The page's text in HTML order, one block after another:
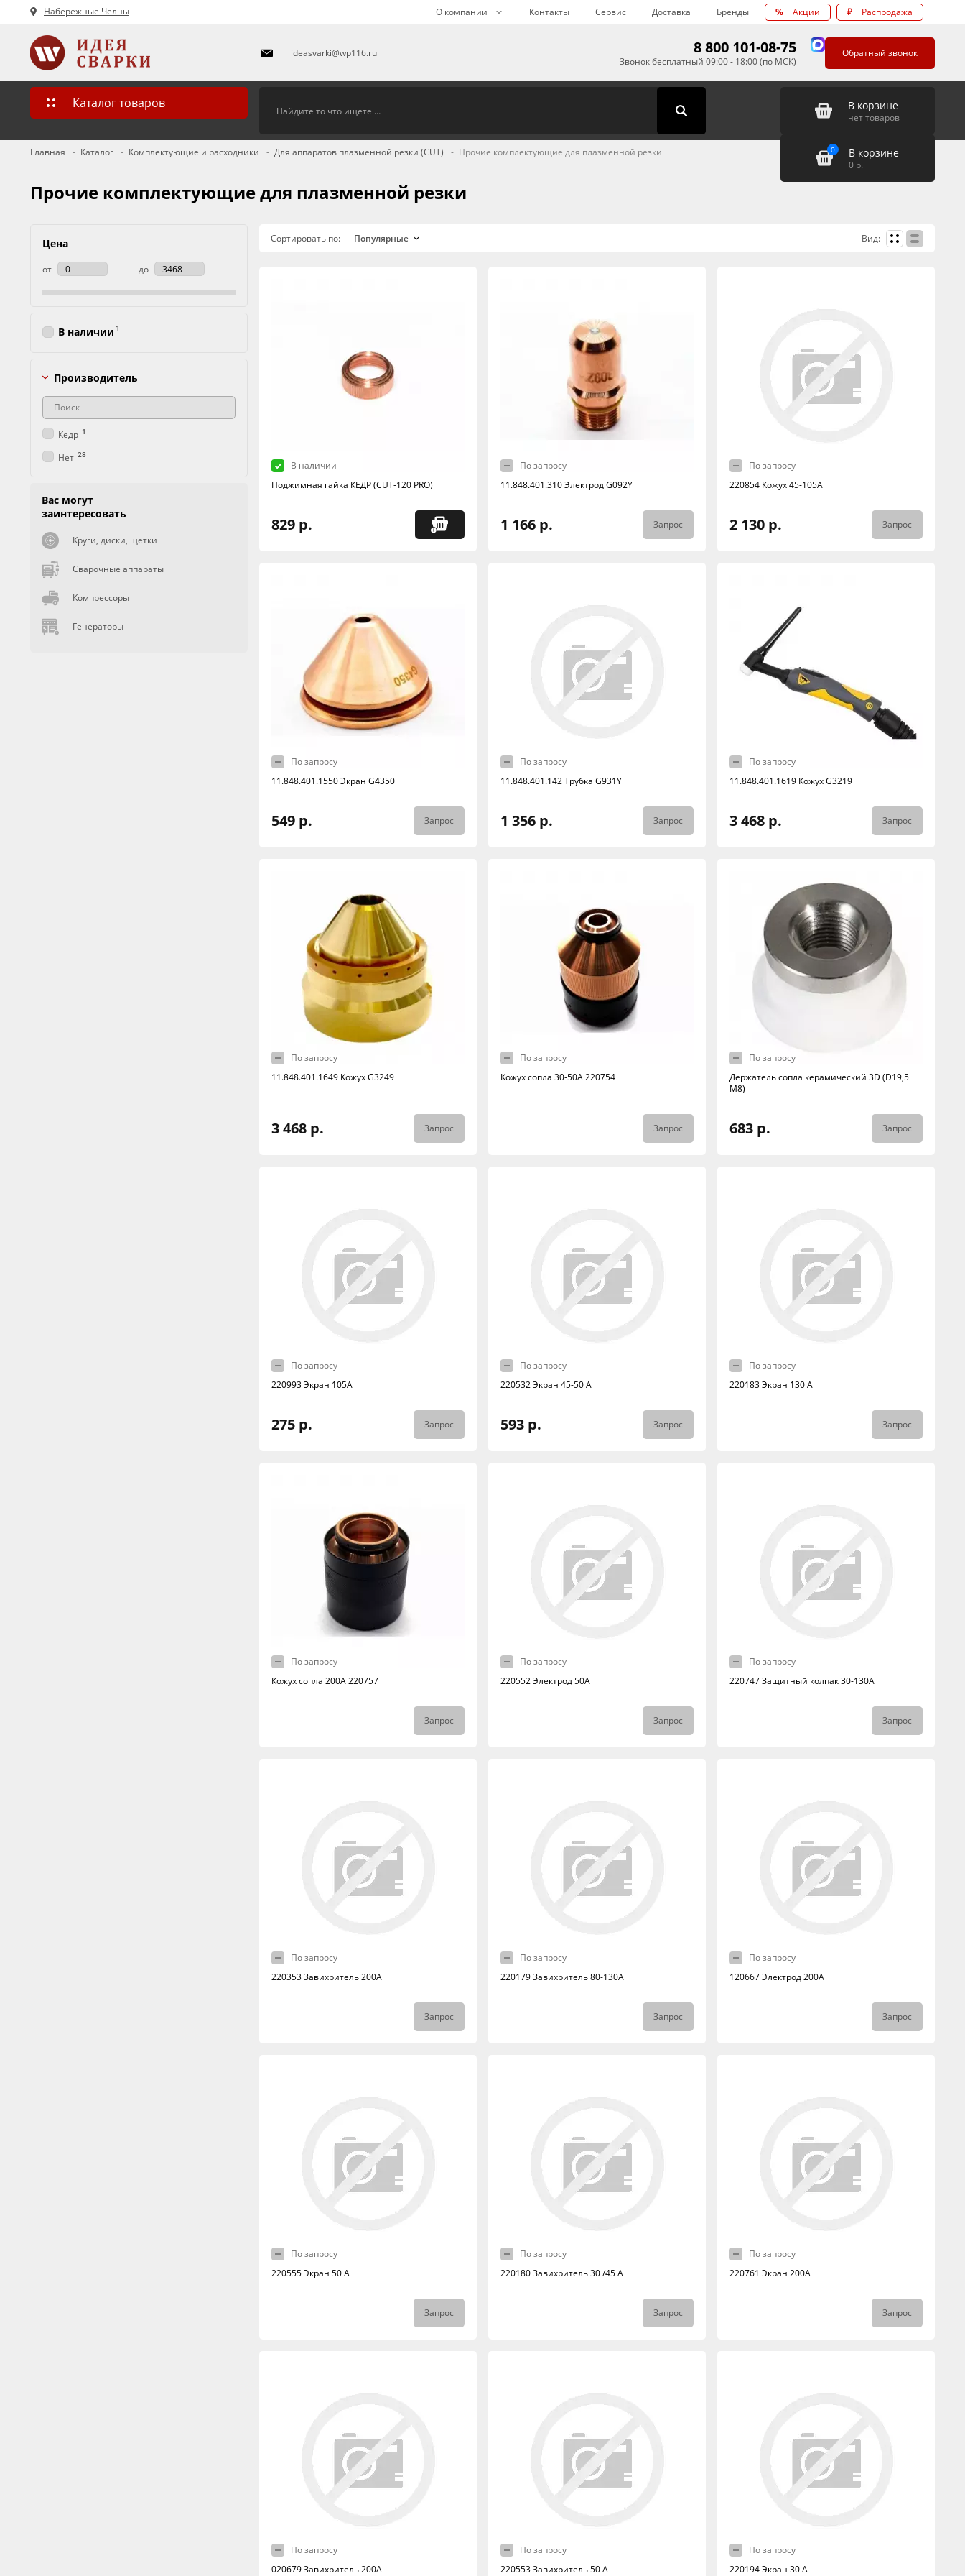
Набережные Челны О компании Контакты Сервис Доставка Бренды % Акции ₽ Распродажа
ideasvarki@wp116.ru 8 800 101-08-75
Звонок бесплатный 09:00 - 18:00 (по МСК)
Обратный звонок
Каталог товаров В корзине
нет товаров
0 В корзине
0 р.
Главная Каталог Комплектующие и расходники Для аппаратов плазменной резки (CUT) Прочие комплектующие для плазменной резки
Прочие комплектующие для плазменной резки
Сортировать по: Вид:
В наличии
Поджимная гайка КЕДР (CUT-120 PRO)
829 р.
По запросу
11.848.401.310 Электрод G092Y
1 166 р. Запрос
По запросу
220854 Кожух 45-105A
2 130 р. Запрос
По запросу
11.848.401.1550 Экран G4350
549 р. Запрос
По запросу
11.848.401.142 Трубка G931Y
1 356 р. Запрос
По запросу
11.848.401.1619 Кожух G3219
3 468 р. Запрос
По запросу
11.848.401.1649 Кожух G3249
3 468 р. Запрос
По запросу
Кожух сопла 30-50А 220754
Запрос
По запросу
Держатель сопла керамический 3D (D19,5
M8)
683 р. Запрос
По запросу
220993 Экран 105А
275 р. Запрос
По запросу
220532 Экран 45-50 А
593 р. Запрос
По запросу
220183 Экран 130 А
Запрос
По запросу
Кожух сопла 200А 220757
Запрос
По запросу
220552 Электрод 50А
Запрос
По запросу
220747 Защитный колпак 30-130А
Запрос
По запросу
220353 Завихритель 200А
Запрос
По запросу
220179 Завихритель 80-130А
Запрос
По запросу
120667 Электрод 200А
Запрос
По запросу
220555 Экран 50 А
Запрос
По запросу
220180 Завихритель 30 /45 А
Запрос
По запросу
220761 Экран 200А
Запрос
По запросу
020679 Завихритель 200А
По запросу
220553 Завихритель 50 А
По запросу
220194 Экран 30 А
Цена
от до
В наличии 1
Производитель
Кедр 1
Нет 28
Вас могут
заинтересовать
Круги, диски, щетки
Сварочные аппараты
Компрессоры
Генераторы